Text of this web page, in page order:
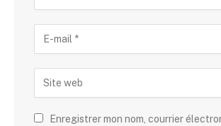
Enregistrer mon nom, courrier